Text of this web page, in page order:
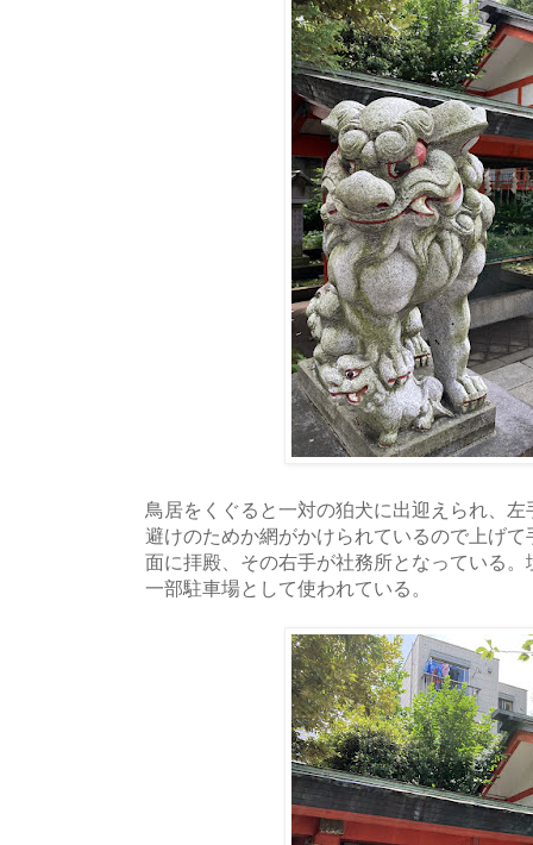
鳥居をくぐると一対の狛犬に出迎えられ、
避けのためか網がかけられているので上げ
面に拝殿、その右手が社務所となっている
一部駐車場として使われている。